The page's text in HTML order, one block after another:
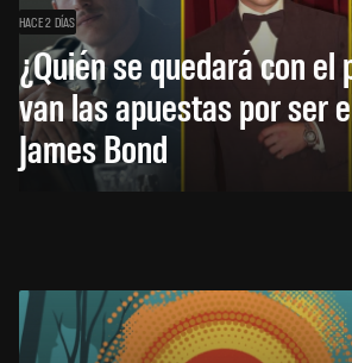
HACE 2 DÍAS
¿Quién se quedará con el
van las apuestas por ser
James Bond